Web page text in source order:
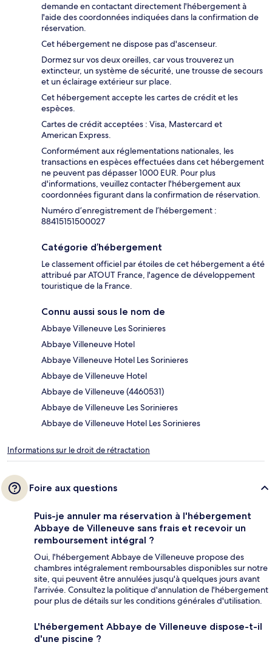
demande en contactant directement l'hébergement à
l'aide des coordonnées indiquées dans la confirmation de
réservation.
Cet hébergement ne dispose pas d'ascenseur.
Dormez sur vos deux oreilles, car vous trouverez un
extincteur, un système de sécurité, une trousse de secours
et un éclairage extérieur sur place.
Cet hébergement accepte les cartes de crédit et les
espèces.
Cartes de crédit acceptées : Visa, Mastercard et
American Express.
Conformément aux réglementations nationales, les
transactions en espèces effectuées dans cet hébergement
ne peuvent pas dépasser 1000 EUR. Pour plus
d'informations, veuillez contacter l'hébergement aux
coordonnées figurant dans la confirmation de réservation.
Numéro d’enregistrement de l’hébergement :
88415151500027
Catégorie d’hébergement
Le classement officiel par étoiles de cet hébergement a été
attribué par ATOUT France, l'agence de développement
touristique de la France.
Connu aussi sous le nom de
Abbaye Villeneuve Les Sorinieres
Abbaye Villeneuve Hotel
Abbaye Villeneuve Hotel Les Sorinieres
Abbaye de Villeneuve Hotel
Abbaye de Villeneuve (4460531)
Abbaye de Villeneuve Les Sorinieres
Abbaye de Villeneuve Hotel Les Sorinieres
Informations sur le droit de rétractation
Foire aux questions
Puis-je annuler ma réservation à l'hébergement
Abbaye de Villeneuve sans frais et recevoir un
remboursement intégral ?
Oui, l'hébergement Abbaye de Villeneuve propose des
chambres intégralement remboursables disponibles sur notre
site, qui peuvent être annulées jusqu'à quelques jours avant
l'arrivée. Consultez la politique d'annulation de l'hébergement
pour plus de détails sur les conditions générales d'utilisation.
L'hébergement Abbaye de Villeneuve dispose-t-il
d'une piscine ?